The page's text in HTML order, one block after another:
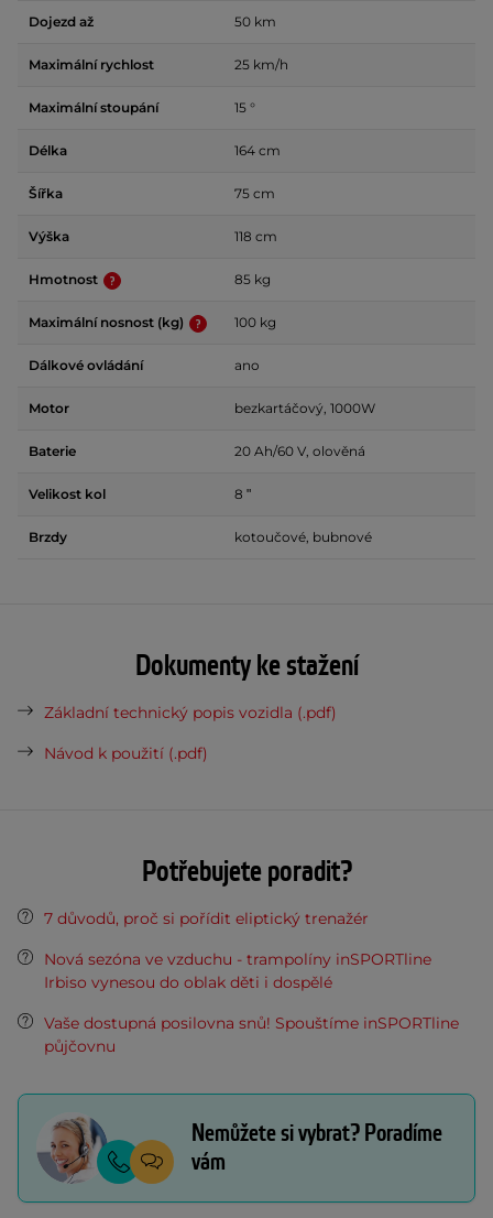
Dojezd až 50 km
Maximální rychlost 25 km/h
Maximální stoupání 15 °
Délka 164 cm
Šířka 75 cm
Výška 118 cm
Hmotnost 85 kg
Maximální nosnost (kg) 100 kg
Dálkové ovládání ano
Motor bezkartáčový, 1000W
Baterie 20 Ah/60 V, olověná
Velikost kol 8 ʺ
Brzdy kotoučové, bubnové
Dokumenty ke stažení
Základní technický popis vozidla (.pdf)
Návod k použití (.pdf)
Potřebujete poradit?
7 důvodů, proč si pořídit eliptický trenažér
Nová sezóna ve vzduchu - trampolíny inSPORTline
Irbiso vynesou do oblak děti i dospělé
Vaše dostupná posilovna snů! Spouštíme inSPORTline
půjčovnu
Nemůžete si vybrat? Poradíme
vám